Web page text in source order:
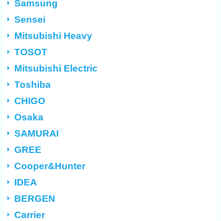
Samsung
Sensei
Mitsubishi Heavy
TOSOT
Mitsubishi Electric
Toshiba
CHIGO
Osaka
SAMURAI
GREE
Cooper&Hunter
IDEA
BERGEN
Carrier